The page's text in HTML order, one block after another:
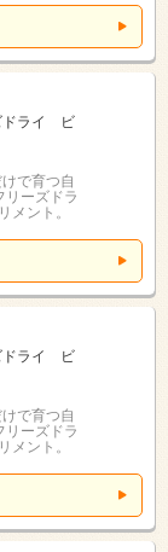
ドライ ビ
で育つ自
リーズドラ
メント。
ドライ ビ
で育つ自
リーズドラ
メント。